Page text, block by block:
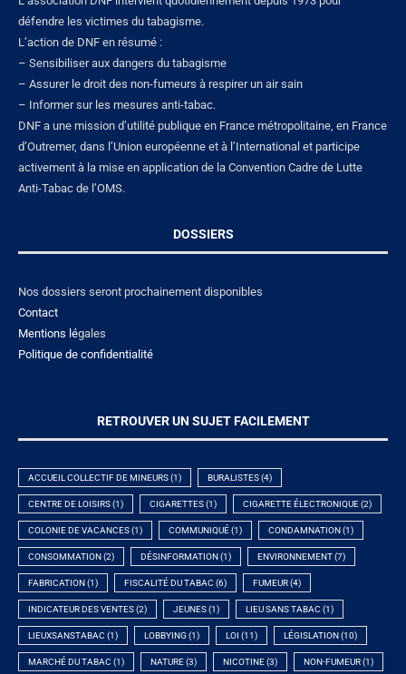
défendre les victimes du tabagisme.
L’action de DNF en résumé :
– Sensibiliser aux dangers du tabagisme
– Assurer le droit des non-fumeurs à respirer un air sain
– Informer sur les mesures anti-tabac.
DNF a une mission d’utilité publique en France métropolitaine, en France
d’Outremer, dans l’Union européenne et à l’International et participe
activement à la mise en application de la Convention Cadre de Lutte
Anti-Tabac de l’OMS.
DOSSIERS
Nos dossiers seront prochainement disponibles
Contact
Mentions légales
Politique de confidentialité
RETROUVER UN SUJET FACILEMENT
ACCUEIL COLLECTIF DE MINEURS(1) BURALISTES(4)
CENTRE DE LOISIRS(1) CIGARETTES(1) CIGARETTE ÉLECTRONIQUE(2)
COLONIE DE VACANCES(1) COMMUNIQUÉ(1) CONDAMNATION (1)
CONSOMMATION (2) DÉSINFORMATION (1) ENVIRONNEMENT(7)
FABRICATION (1) FISCALITÉ DU TABAC (6) FUMEUR(4)
INDICATEUR DES VENTES(2) JEUNES(1) LIEU SANS TABAC (1)
LIEUXSANSTABAC (1) LOBBYING (1) LOI (11) LÉGISLATION (10)
MARCHÉ DU TABAC (1) NATURE(3) NICOTINE(3) NON-FUMEUR(1)